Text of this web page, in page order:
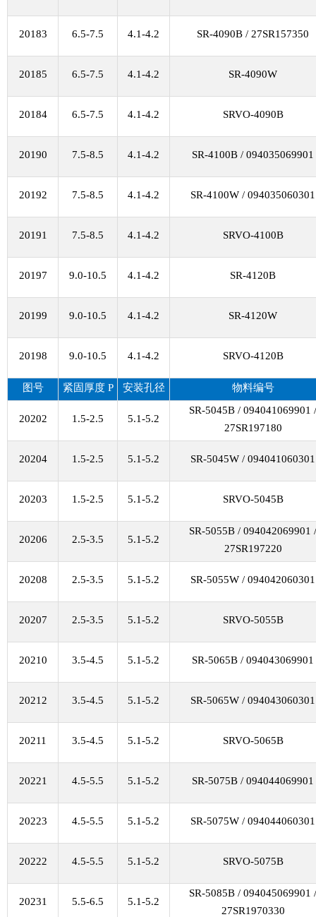
20183 6.5-7.5 4.1-4.2 SR-4090B / 27SR157350
20185 6.5-7.5 4.1-4.2 SR-4090W
20184 6.5-7.5 4.1-4.2 SRVO-4090B
20190 7.5-8.5 4.1-4.2 SR-4100B / 094035069901
20192 7.5-8.5 4.1-4.2 SR-4100W / 094035060301
20191 7.5-8.5 4.1-4.2 SRVO-4100B
20197 9.0-10.5 4.1-4.2 SR-4120B
20199 9.0-10.5 4.1-4.2 SR-4120W
20198 9.0-10.5 4.1-4.2 SRVO-4120B
图号 紧固厚度P 安装孔径 物料编号
20202 1.5-2.5 5.1-5.2
SR-5045B / 094041069901 /
27SR197180
20204 1.5-2.5 5.1-5.2 SR-5045W / 094041060301
20203 1.5-2.5 5.1-5.2 SRVO-5045B
20206 2.5-3.5 5.1-5.2
SR-5055B / 094042069901 /
27SR197220
20208 2.5-3.5 5.1-5.2 SR-5055W / 094042060301
20207 2.5-3.5 5.1-5.2 SRVO-5055B
20210 3.5-4.5 5.1-5.2 SR-5065B / 094043069901
20212 3.5-4.5 5.1-5.2 SR-5065W / 094043060301
20211 3.5-4.5 5.1-5.2 SRVO-5065B
20221 4.5-5.5 5.1-5.2 SR-5075B / 094044069901
20223 4.5-5.5 5.1-5.2 SR-5075W / 094044060301
20222 4.5-5.5 5.1-5.2 SRVO-5075B
20231 5.5-6.5 5.1-5.2
SR-5085B / 094045069901 /
27SR1970330